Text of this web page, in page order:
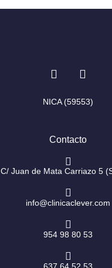
I
n
t
r
F
a
e
o
f
NICA (59553)
Contacto
C/ Juan de Mata Carriazo 5
info@clinicaclever.com
954 98 80 53